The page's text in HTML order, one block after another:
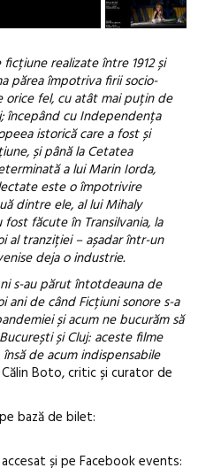
realizate între 1912 și
părea împotriva firii socio-
orice fel, cu atât mai puțin de
începând cu Independența
istorică care a fost și
și până la Cetatea
a lui Marin Iorda,
este o împotrivire
dintre ele, al lui Mihaly
făcute în Transilvania, la
al tranziției – așadar într-un
deja o industrie.
s-au părut întotdeauna de
de când Ficțiuni sonore s-a
și acum ne bucurăm să
și Cluj: aceste filme
de acum indispensabile
Călin Boto, critic și curator de
bază de bilet:
și pe Facebook events: